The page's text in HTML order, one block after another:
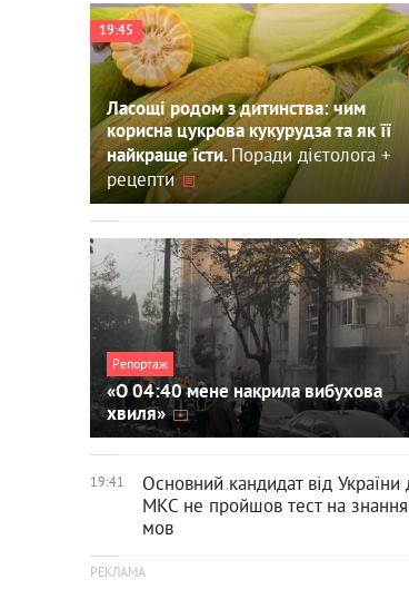
19:45
Ласощі родом з дитинства: чим
корисна цукрова кукурудза та як її
найкраще їсти.Поради дієтолога +
рецепти
Репортаж
«О 04:40 мене накрила вибухова
хвиля»
19:41
Основний кандидат від України
МКС не пройшов тест на знання
мов